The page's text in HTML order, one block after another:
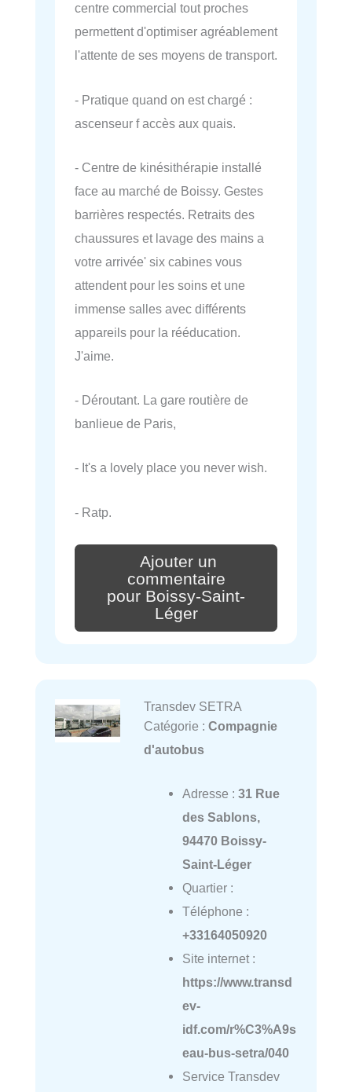
centre commercial tout proches
permettent d'optimiser agréablement
l'attente de ses moyens de transport.
- Pratique quand on est chargé :
ascenseur f accès aux quais.
- Centre de kinésithérapie installé
face au marché de Boissy. Gestes
barrières respectés. Retraits des
chaussures et lavage des mains a
votre arrivée' six cabines vous
attendent pour les soins et une
immense salles avec différents
appareils pour la rééducation.
J'aime.
- Déroutant. La gare routière de
banlieue de Paris,
- It's a lovely place you never wish.
- Ratp.
Ajouter un
commentaire
pour Boissy-Saint-
Léger
Transdev SETRA
Catégorie : Compagnie
d'autobus
Adresse : 31 Rue
des Sablons,
94470 Boissy-
Saint-Léger
Quartier :
Téléphone :
+33164050920
Site internet :
https://www.transd
ev-
idf.com/r%C3%A9s
eau-bus-setra/040
Service Transdev